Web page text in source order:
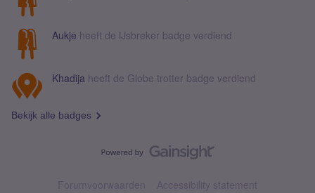
Aukje heeft de IJsbreker badge verdiend
Khadija heeft de Globe trotter badge verdiend
Bekijk alle badges
Forumvoorwaarden Accessibility statement